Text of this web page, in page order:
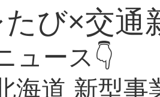
び×交通
ュース👇
海道 新型